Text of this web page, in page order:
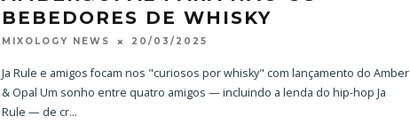
BEBEDORES DE WHISKY
MIXOLOGY NEWS 20/03/2025
Ja Rule e amigos focam nos "curiosos por whisky" com lançamento do Amber
& Opal Um sonho entre quatro amigos — incluindo a lenda do hip-hop Ja
Rule — de cr...